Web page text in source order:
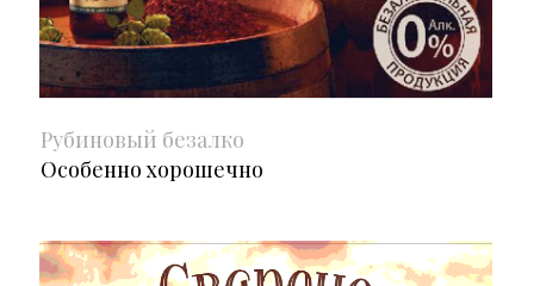
Рубиновый безалко
Особенно хорошечно